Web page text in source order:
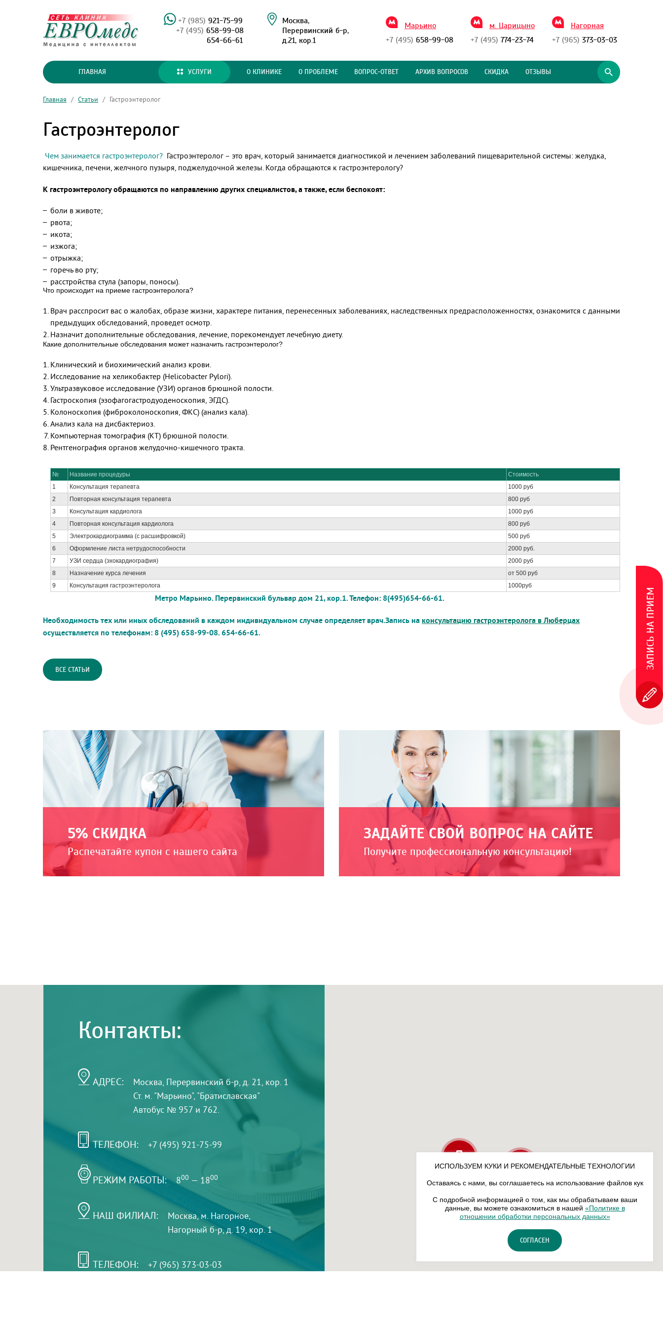
+7 (985) 921-75-99
+7 (495) 658-99-08
654-66-61
Москва,
Перервинский б-р,
д.21, кор.1
Марьино
+7 (495) 658-99-08
м. Царицыно
+7 (495) 774-23-74
Нагорная
+7 (965) 373-03-03
ГЛАВНАЯ УСЛУГИ О КЛИНИКЕ О ПРОБЛЕМЕ ВОПРОС-ОТВЕТ АРХИВ ВОПРОСОВ СКИДКА ОТЗЫВЫ
Главная / Статьи / Гастроэнтеролог
Гастроэнтеролог
Чем занимается гастроэнтеролог? Гастроэнтеролог – это врач, который занимается диагностикой и лечением заболеваний пищеварительной системы: желудка,
кишечника, печени, желчного пузыря, поджелудочной железы. Когда обращаются к гастроэнтерологу?
К гастроэнтерологу обращаются по направлению других специалистов, а также, если беспокоят:
боли в животе;
рвота;
икота;
изжога;
отрыжка;
горечь во рту;
расстройства стула (запоры, поносы).
Что происходит на приеме гастроэнтеролога?
Врач расспросит вас о жалобах, образе жизни, характере питания, перенесенных заболеваниях, наследственных предрасположенностях, ознакомится с данными
предыдущих обследований, проведет осмотр.
Назначит дополнительные обследования, лечение, порекомендует лечебную диету.
Какие дополнительные обследования может назначить гастроэнтеролог?
Клинический и биохимический анализ крови.
Исследование на хеликобактер (Helicobacter Pylori).
Ультразвуковое исследование (УЗИ) органов брюшной полости.
Гастроскопия (эзофагогастродуоденоскопия, ЭГДС).
Колоноскопия (фиброколоноскопия, ФКС) (анализ кала).
Анализ кала на дисбактериоз.
Компьютерная томография (КТ) брюшной полости.
Рентгенография органов желудочно-кишечного тракта.
№ Название процедуры
Стоимость
1
Консультация терапевта
1000 руб
2
Повторная консультация терапевта
800 руб
3
Консультация кардиолога
1000 руб
4
Повторная консультация кардиолога
800 руб
5
Электрокардиограмма (с расшифровкой)
500 руб
6
Оформление листа нетрудоспособности
2000 руб.
7
УЗИ сердца (эхокардиография)
2000 руб
8
Назначение курса лечения
от 500 руб
9
Консультация гастроэнтеролога 1000руб
Метро Марьино. Перервинский бульвар дом 21, кор.1. Телефон: 8(495)654-66-61.
Необходимость тех или иных обследований в каждом индивидуальном случае определяет врач.Запись на консультацию гастроэнтеролога в Люберцах
осуществляется по телефонам: 8 (495) 658-99-08. 654-66-61.
ВСЕ СТАТЬИ
5% СКИДКА
Распечатайте купон с нашего сайта
ЗАДАЙТЕ СВОЙ ВОПРОС НА САЙТЕ
Получите профессиональную консультацию!
Контакты:
АДРЕС:
Москва, Перервинский б-р, д. 21, кор. 1
Ст. м. "Марьино", "Братиславская"
Автобус № 957 и 762.
ТЕЛЕФОН: +7 (495) 921-75-99
РЕЖИМ РАБОТЫ: 800 — 1800
НАШ ФИЛИАЛ:
Москва, м. Нагорное,
Нагорный б-р, д. 19, кор. 1
ТЕЛЕФОН: +7 (965) 373-03-03
ИСПОЛЬЗУЕМ КУКИ И РЕКОМЕНДАТЕЛЬНЫЕ ТЕХНОЛОГИИ
Оставаясь с нами, вы соглашаетесь на использование файлов кук
С подробной информацией о том, как мы обрабатываем ваши
данные, вы можете ознакомиться в нашей «Политике в
отношении обработки персональных данных»
СОГЛАСЕН
ЗАПИСЬ НА ПРИЕМ